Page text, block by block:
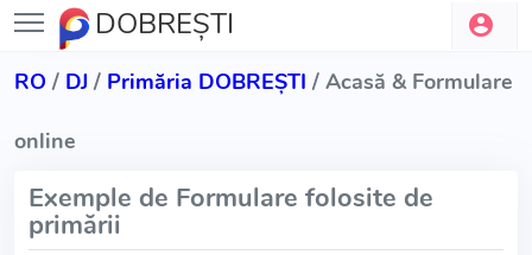
DOBREŞTI
RO / DJ / Primăria DOBREŞTI / Acasă & Formulare
online
Exemple de Formulare folosite de
primării